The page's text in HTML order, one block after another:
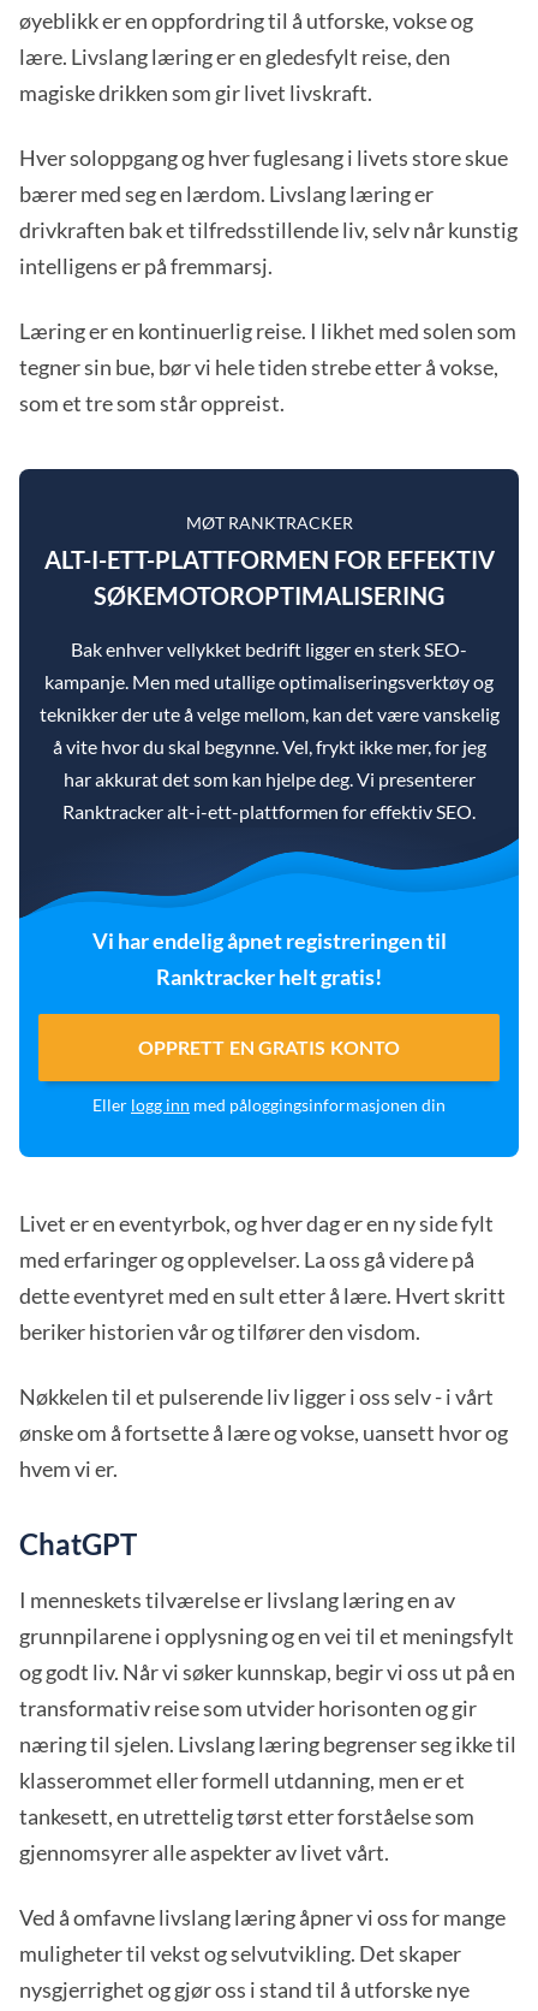
øyeblikk er en oppfordring til å utforske, vokse og
lære. Livslang læring er en gledesfylt reise, den
magiske drikken som gir livet livskraft.
Hver soloppgang og hver fuglesang i livets store skue
bærer med seg en lærdom. Livslang læring er
drivkraften bak et tilfredsstillende liv, selv når kunstig
intelligens er på fremmarsj.
Læring er en kontinuerlig reise. I likhet med solen som
tegner sin bue, bør vi hele tiden strebe etter å vokse,
som et tre som står oppreist.
MØT RANKTRACKER
ALT-I-ETT-PLATTFORMEN FOR EFFEKTIV
SØKEMOTOROPTIMALISERING
Bak enhver vellykket bedrift ligger en sterk SEO-
kampanje. Men med utallige optimaliseringsverktøy og
teknikker der ute å velge mellom, kan det være vanskelig
å vite hvor du skal begynne. Vel, frykt ikke mer, for jeg
har akkurat det som kan hjelpe deg. Vi presenterer
Ranktracker alt-i-ett-plattformen for effektiv SEO.
Vi har endelig åpnet registreringen til
Ranktracker helt gratis!
OPPRETT EN GRATIS KONTO
Eller logg inn med påloggingsinformasjonen din
Livet er en eventyrbok, og hver dag er en ny side fylt
med erfaringer og opplevelser. La oss gå videre på
dette eventyret med en sult etter å lære. Hvert skritt
beriker historien vår og tilfører den visdom.
Nøkkelen til et pulserende liv ligger i oss selv - i vårt
ønske om å fortsette å lære og vokse, uansett hvor og
hvem vi er.
ChatGPT
I menneskets tilværelse er livslang læring en av
grunnpilarene i opplysning og en vei til et meningsfylt
og godt liv. Når vi søker kunnskap, begir vi oss ut på en
transformativ reise som utvider horisonten og gir
næring til sjelen. Livslang læring begrenser seg ikke til
klasserommet eller formell utdanning, men er et
tankesett, en utrettelig tørst etter forståelse som
gjennomsyrer alle aspekter av livet vårt.
Ved å omfavne livslang læring åpner vi oss for mange
muligheter til vekst og selvutvikling. Det skaper
nysgjerrighet og gjør oss i stand til å utforske nye